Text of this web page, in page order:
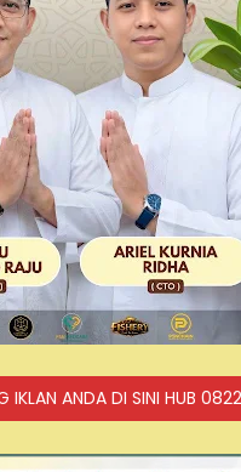
IKLAN ANDA DI SINI HUB